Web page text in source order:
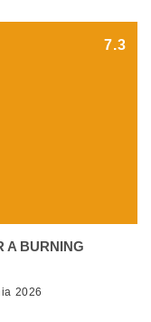
7.3
A BURNING
2026